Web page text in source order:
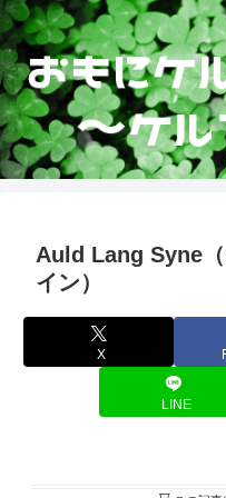
Auld Lang Syne
イン）
X
LINE